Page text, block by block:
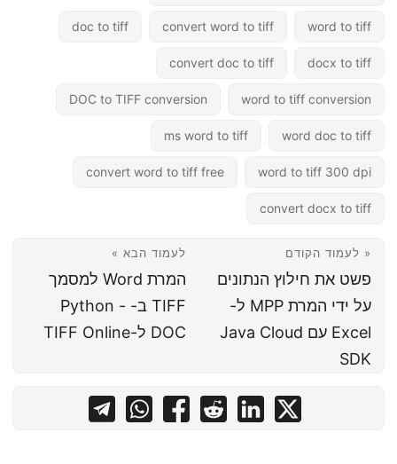
word to tiff
convert word to tiff
doc to tiff
docx to tiff
convert doc to tiff
word to tiff conversion
DOC to TIFF conversion
word doc to tiff
ms word to tiff
word to tiff 300 dpi
convert word to tiff free
convert docx to tiff
« לעמוד הקודם
פשט את חילוץ הנתונים
על ידי המרת MPP ל-
Excel עם Java Cloud
SDK
לעמוד הבא »
המרת Word למסמך
TIFF ב- Python -
DOC ל-TIFF Online